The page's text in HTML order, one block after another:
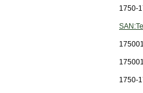
1750-
1750-